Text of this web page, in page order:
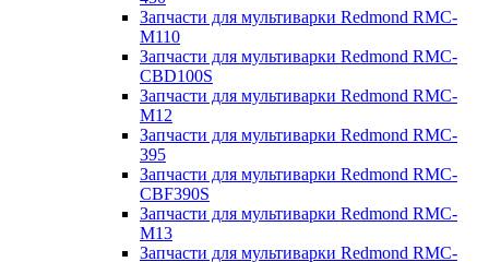
Запчасти для мультиварки Redmond RMC-
M110
Запчасти для мультиварки Redmond RMC-
CBD100S
Запчасти для мультиварки Redmond RMC-
M12
Запчасти для мультиварки Redmond RMC-
395
Запчасти для мультиварки Redmond RMC-
CBF390S
Запчасти для мультиварки Redmond RMC-
M13
Запчасти для мультиварки Redmond RMC-